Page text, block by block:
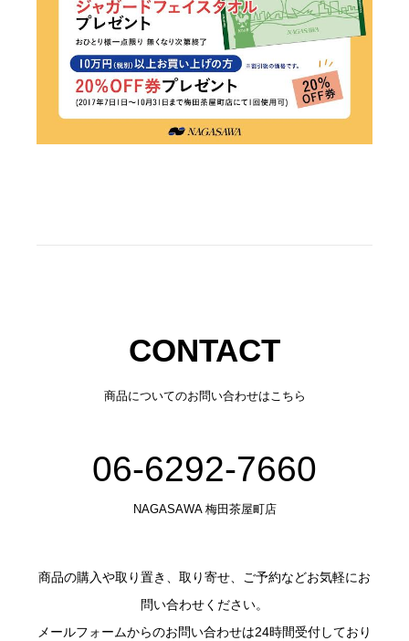
CONTACT
商品についてのお問い合わせはこちら
06-6292-7660
NAGASAWA 梅田茶屋町店
商品の購入や取り置き、取り寄せ、ご予約などお気軽にお
問い合わせください。
メールフォームからのお問い合わせは24時間受付しており